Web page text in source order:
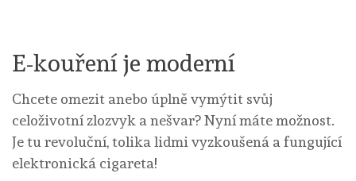
E-kouření je moderní
Chcete omezit anebo úplně vymýtit svůj
celoživotní zlozvyk a nešvar? Nyní máte možnost.
Je tu revoluční, tolika lidmi vyzkoušená a fungující
elektronická cigareta!